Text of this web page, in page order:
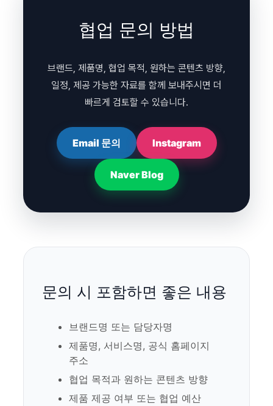
협업 문의 방법
브랜드, 제품명, 협업 목적, 원하는 콘텐츠 방향,
일정, 제공 가능한 자료를 함께 보내주시면 더
빠르게 검토할 수 있습니다.
Email 문의 Instagram
Naver Blog
문의 시 포함하면 좋은 내용
브랜드명 또는 담당자명
제품명, 서비스명, 공식 홈페이지
주소
협업 목적과 원하는 콘텐츠 방향
제품 제공 여부 또는 협업 예산